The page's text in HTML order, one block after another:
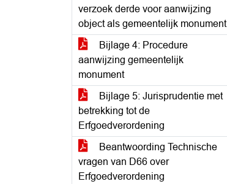
verzoek derde voor aanwijzing
object als gemeentelijk monument
Bijlage 4: Procedure
aanwijzing gemeentelijk
monument
Bijlage 5: Jurisprudentie met
betrekking tot de
Erfgoedverordening
Beantwoording Technische
vragen van D66 over
Erfgoedverordening